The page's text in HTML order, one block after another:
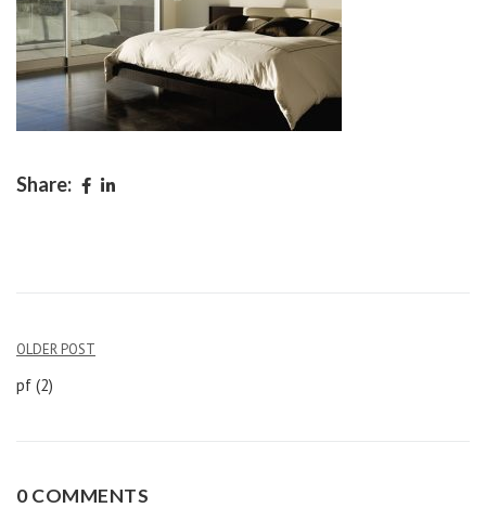
Share:
Navigation
de
l’article
OLDER POST
pf (2)
0 COMMENTS